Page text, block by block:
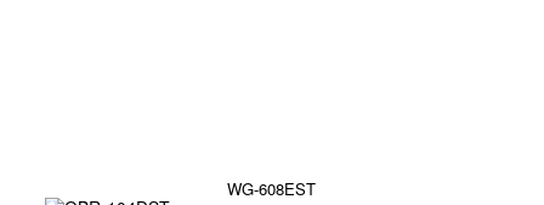
WG-608EST